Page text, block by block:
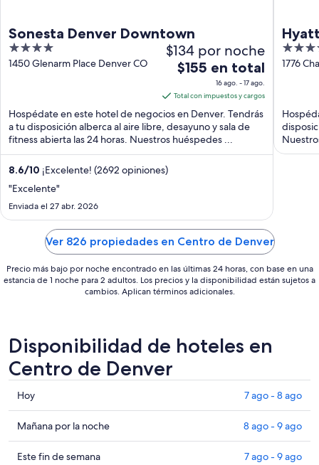
Sonesta Denver Downtown
4
out
1450 Glenarm Place Denver CO
$134 por noche
El
es
de
$155
en
total
ago
al
17
ago
$155 en total
16 ago. - 17 ago.
Total con impuestos y cargos
Hospédate en este hotel de negocios en Denver. Tendrás
a tu disposición alberca al aire libre, desayuno y sala de
fitness abierta las 24 horas. Nuestros huéspedes ...
8.6/10 ¡Excelente! (2692 opiniones)
"Excelente"
Enviada el 27 abr. 2026
4
out
1776
...
Ver 826 propiedades en Centro de Denver
Precio más bajo por noche encontrado en las últimas 24 horas, con base en una
estancia de 1 noche para 2 adultos. Los precios y la disponibilidad están sujetos a
cambios. Aplican términos adicionales.
Disponibilidad de hoteles en
Centro de Denver
Consultar
precios
en
Centro
de
Hoy 7 ago - 8 ago
Consultar
precios
en
Mañana por la noche 8 ago - 9 ago
Consultar
Este fin de semana 7 ago - 9 ago